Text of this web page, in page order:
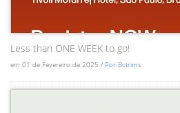
Less than ONE WEEK to go!
em 01 de Fevereiro de 2025 / Por Bctrims